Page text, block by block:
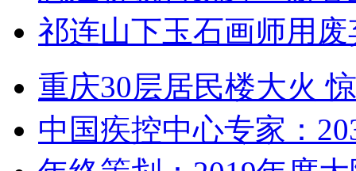
祁连山下玉石画师用
重庆30层居民楼大火
中国疾控中心专家：